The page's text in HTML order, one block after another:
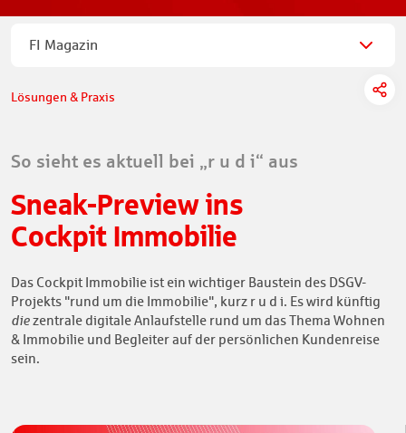
FI Magazin
Lösungen & Praxis
So sieht es aktuell bei „r u d i“ aus
Sneak-Preview ins
Cockpit Immobilie
Das Cockpit Immobilie ist ein wichtiger Baustein des DSGV-
Projekts "rund um die Immobilie", kurz r u d i. Es wird künftig
diezentrale digitale Anlaufstelle rund um das Thema Wohnen
& Immobilie und Begleiter auf der persönlichen Kundenreise
sein.